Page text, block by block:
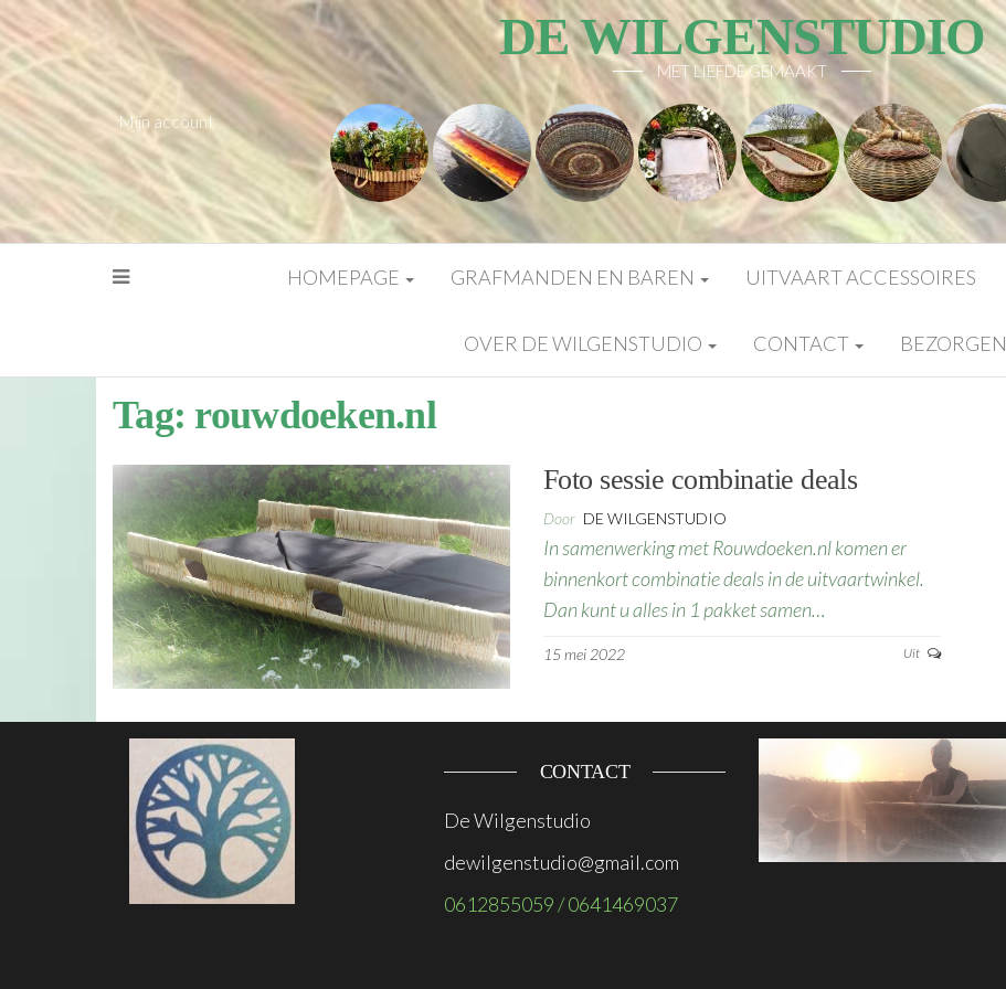
DE WILGENSTUDIO
MET LIEFDE GEMAAKT
Mijn account
HOMEPAGE GRAFMANDEN EN BAREN UITVAART ACCESSOIRES
OVER DE WILGENSTUDIO CONTACT BEZORGEN
Tag: rouwdoeken.nl
Foto sessie combinatie deals
Door DE WILGENSTUDIO
In samenwerking met Rouwdoeken.nl komen er
binnenkort combinatie deals in de uitvaartwinkel.
Dan kunt u alles in 1 pakket samen…
15 mei 2022 Uit
CONTACT
De Wilgenstudio
dewilgenstudio@gmail.com
0612855059 / 0641469037